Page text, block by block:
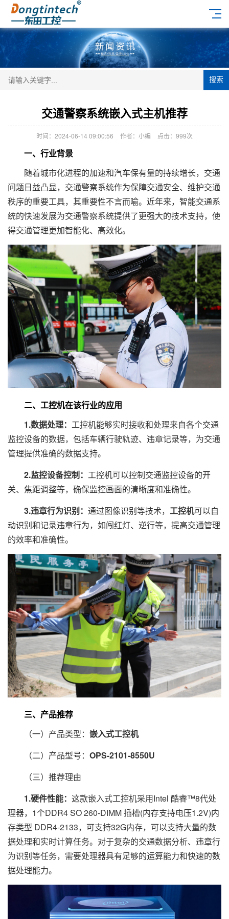
搜索
交通警察系统嵌入式主机推荐
时间：2024-06-14 09:00:56 作者：小编 点击： 999次
一、行业背景
随着城市化进程的加速和汽车保有量的持续增长，交通
问题日益凸显，交通警察系统作为保障交通安全、维护交通
秩序的重要工具，其重要性不言而喻。近年来，智能交通系
统的快速发展为交通警察系统提供了更强大的技术支持，使
得交通管理更加智能化、高效化。
二、工控机在该行业的应用
1.数据处理： 工控机能够实时接收和处理来自各个交通
监控设备的数据，包括车辆行驶轨迹、违章记录等，为交通
管理提供准确的数据支持。
2.监控设备控制： 工控机可以控制交通监控设备的开
关、焦距调整等，确保监控画面的清晰度和准确性。
3.违章行为识别： 通过图像识别等技术， 工控机可以自
动识别和记录违章行为，如闯红灯、逆行等，提高交通管理
的效率和准确性。
三、产品推荐
（一）产品类型： 嵌入式工控机
（二）产品型号： OPS-2101-8550U
（三）推荐理由
1.硬件性能： 这款嵌入式工控机采用Intel 酷睿™8代处
理器，1个DDR4 SO 260-DIMM 插槽(内存支持电压1.2V)内
存类型 DDR4-2133，可支持32G内存，可以支持大量的数
据处理和实时计算任务。对于复杂的交通数据分析、违章行
为识别等任务，需要处理器具有足够的运算能力和快速的数
据处理能力。